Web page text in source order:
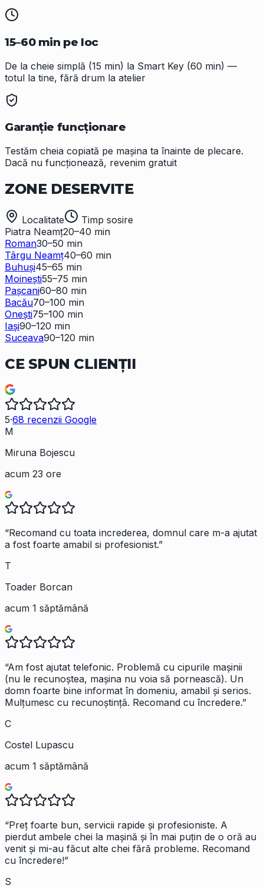
15–60 min pe loc
De la cheie simplă (15 min) la Smart Key (60 min) —
totul la tine, fără drum la atelier
Garanție funcționare
Testăm cheia copiată pe mașina ta înainte de plecare.
Dacă nu funcționează, revenim gratuit
ZONE DESERVITE
Localitate
Timp sosire
Piatra Neamț20–40 min
Roman30–50 min
Târgu Neamț40–60 min
Buhuși45–65 min
Moinești55–75 min
Pașcani60–80 min
Bacău70–100 min
Onești75–100 min
Iași90–120 min
Suceava90–120 min
CE SPUN CLIENȚII
5·68 recenzii Google
M
Miruna Bojescu
acum 23 ore
“Recomand cu toata increderea, domnul care m-a ajutat
a fost foarte amabil si profesionist.”
T
Toader Borcan
acum 1 săptămână
“Am fost ajutat telefonic. Problemă cu cipurile mașinii
(nu le recunoștea, mașina nu voia să pornească). Un
domn foarte bine informat în domeniu, amabil și serios.
Mulțumesc cu recunoștință. Recomand cu încredere.”
C
Costel Lupascu
acum 1 săptămână
“Preț foarte bun, servicii rapide și profesioniste. A
pierdut ambele chei la mașină și în mai puțin de o oră au
venit și mi-au făcut alte chei fără probleme. Recomand
cu încredere!”
S